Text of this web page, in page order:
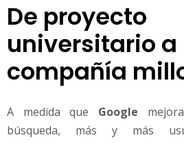
De proyecto
universitario a
compañía
A medida que Google
búsqueda, más y más